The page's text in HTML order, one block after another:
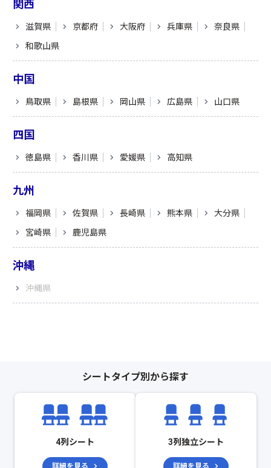
関西
滋賀県 京都府 大阪府 兵庫県
奈良県
和歌山県
中国
鳥取県 島根県 岡山県 広島県 山口県
四国
徳島県 香川県 愛媛県 高知県
九州
福岡県 佐賀県 長崎県 熊本県
大分県
宮崎県
鹿児島県
沖縄
沖縄県
シートタイプ別から探す
4列シート
詳細を見る
3列独立シート
詳細を見る